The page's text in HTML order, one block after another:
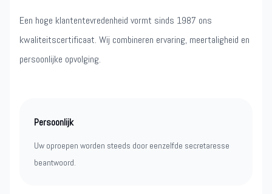
Een hoge klantentevredenheid vormt sinds 1987 ons
kwaliteitscertificaat. Wij combineren ervaring, meertaligheid en
persoonlijke opvolging.
Persoonlijk
Uw oproepen worden steeds door eenzelfde secretaresse
beantwoord.